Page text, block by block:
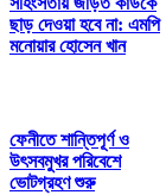
ছাড় দেওয়া হবে না: এমপি
মনোয়ার হোসেন খান
ফেনীতে শান্তিপূর্ণ ও
উৎসবমুখর পরিবেশে
ভোটগ্রহণ শুরু